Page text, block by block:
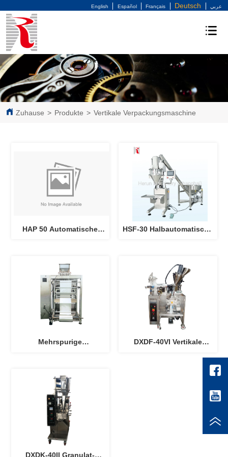
English Español Français Deutsch عربي
Zuhause > Produkte > Vertikale Verpackungsmaschine
HAP 50 Automatische
HSF-30 Halbautomatische
Mehrspurige
DXDF-40VI Vertikale
Pulververpackungsmaschine
DXDK-40II Granulat-